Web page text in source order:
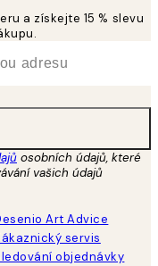
a získejte 15 % slevu
osobních údajů, které
vašich údajů
Art Advice
servis
objednávky